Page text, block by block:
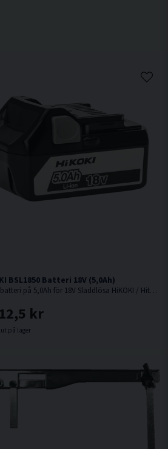
BSL1850 Batteri 18V (5,0Ah)
Li-Ion batteri på 5,0Ah för 18V Sladdlösa HiKOKI / Hitachi maskiner med Slide batterifäste.
kr
på lager